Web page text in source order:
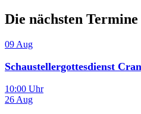
Die nächsten Termine
09 Aug
Schaustellergottesdienst
10:00 Uhr
26 Aug